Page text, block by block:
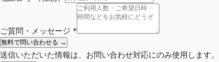
ご質問・メッセージ *
無料で問い合わせる →
送信いただいた情報は、お問い合わせ対応にのみ使用します。